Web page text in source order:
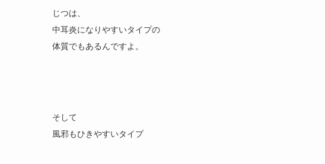
じつは、
中耳炎になりやすいタイプの
体質でもあるんですよ。
そして
風邪もひきやすいタイプ